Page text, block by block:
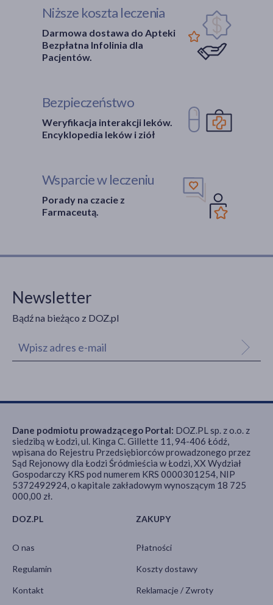
Niższe koszta leczenia
Darmowa dostawa do Apteki
Bezpłatna Infolinia dla
Pacjentów.
Bezpieczeństwo
Weryfikacja interakcji leków.
Encyklopedia leków i ziół
Wsparcie w leczeniu
Porady na czacie z
Farmaceutą.
Newsletter
Bądź na bieżąco z DOZ.pl
DOZ.PL
O nas
Regulamin
Kontakt
ZAKUPY
Płatności
Koszty dostawy
Reklamacje / Zwroty
Dane podmiotu prowadzącego Portal: DOZ.PL sp. z o.o. z
siedzibą w Łodzi, ul. Kinga C. Gillette 11, 94-406 Łódź,
wpisana do Rejestru Przedsiębiorców prowadzonego przez
Sąd Rejonowy dla Łodzi Śródmieścia w Łodzi, XX Wydział
Gospodarczy KRS pod numerem KRS 0000301254, NIP
5372492924, o kapitale zakładowym wynoszącym 18 725
000,00 zł.